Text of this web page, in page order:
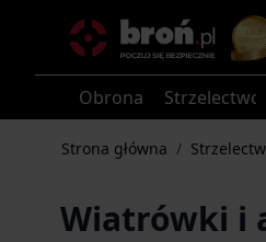
Obrona Strzelectwo
Strona główna /
Wiatrówki i